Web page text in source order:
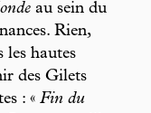
au sein du
Rien,
les hautes
des Gilets
: « Fin du